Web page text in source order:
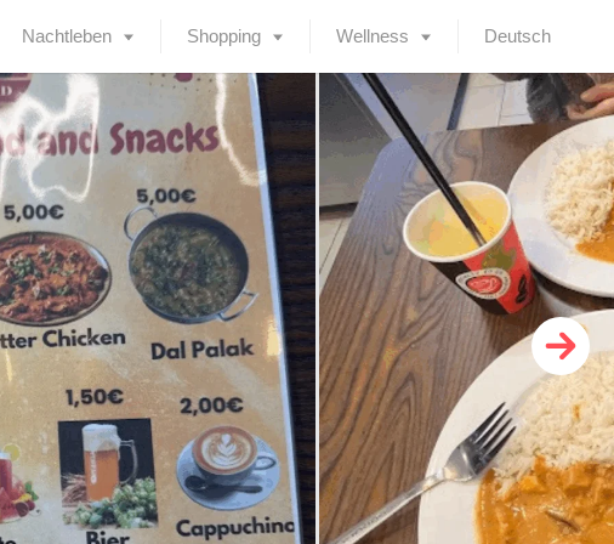
Nachtleben Shopping Wellness Deutsch